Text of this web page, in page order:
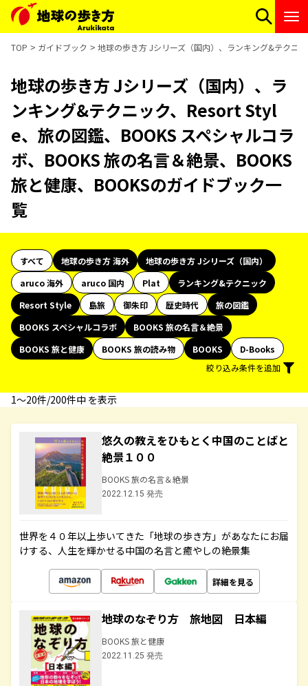
TOP ガイドブック 地球の歩き方 Jシリーズ（国内）、ランキング&テクニ
地球の歩き方 Jシリーズ（国内）、ラ
ンキング&テクニック、Resort Styl
e、旅の図鑑、BOOKS スペシャルコラ
ボ、BOOKS 旅の名言＆絶景、BOOKS
旅と健康、BOOKSのガイドブック一
覧
すべて 地球の歩き方 海外
地球の歩き方 Jシリーズ（国内）
aruco 海外
aruco 国内 Plat
ランキング&テクニック
Resort Style
島旅 御朱印 歴史時代
旅の図鑑
BOOKS スペシャルコラボ
BOOKS 旅の名言＆絶景
BOOKS 旅と健康
BOOKS 旅の読み物 BOOKS
D-Books
絞り込み条件を追加
1〜20件/200件中 を表示
悠久の教えをひもとく中国のことばと
絶景１００
BOOKS 旅の名言＆絶景
2022.12.15 発売
世界を４０年以上歩いてきた「地球の歩き方」があなたにお届
けする、人生を輝かせる中国の名言と癒やしの絶景集
詳細を見る
地球のなぞり方 旅地図 日本編
BOOKS 旅と健康
2022.11.25 発売